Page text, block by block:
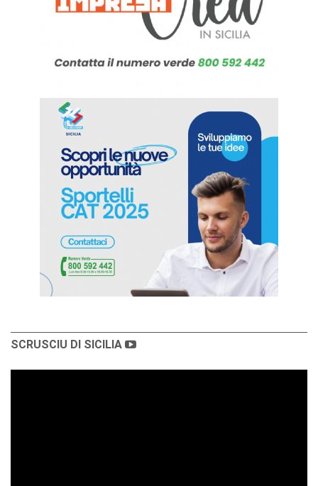
SCRUSCIU DI SICILIA